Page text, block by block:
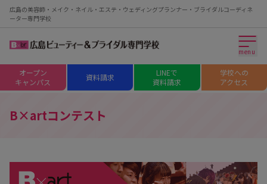
広島の美容師・メイク・ネイル・エステ・ウェディングプランナー・ブライダルコーディネ
ーター専門学校
menu
オープン
キャンパス
資料請求
LINEで
資料請求
学校への
アクセス
B×artコンテスト